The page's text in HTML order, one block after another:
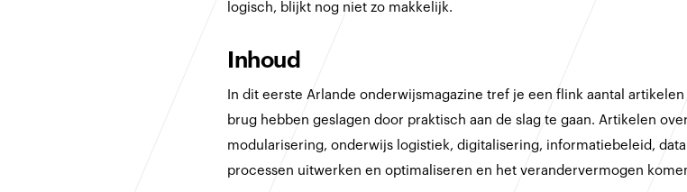
logisch, blijkt nog niet zo makkelijk.
Inhoud
In dit eerste Arlande onderwijsmagazine tref je een flink aantal
brug hebben geslagen door praktisch aan de slag te gaan. Artikelen
modularisering, onderwijs logistiek, digitalisering, informatiebeleid,
processen uitwerken en optimaliseren en het verandervermogen